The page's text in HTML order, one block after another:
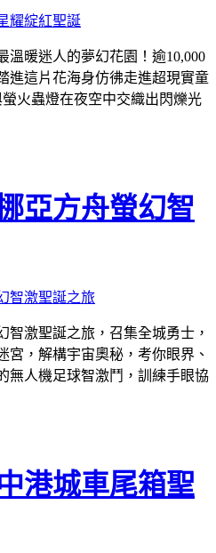
溫暖迷人的夢幻花園！逾10,000
進這片花海身仿彿走進超現實童
火蟲燈在夜空中交織出閃爍光
亞方舟螢幻智
智激聖誕之旅，召集全城勇士，
宮，解構宇宙奧秘，考你眼界、
無人機足球智激鬥，訓練手眼協
港城車尾箱聖